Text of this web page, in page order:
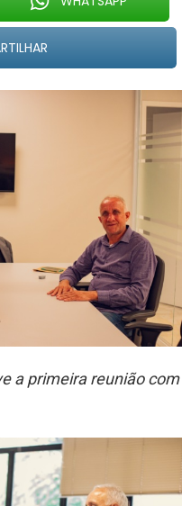
a primeira reunião com